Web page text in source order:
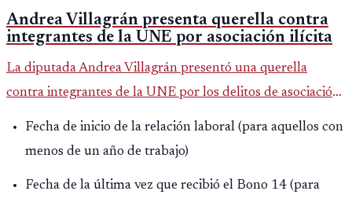
Andrea Villagrán presenta querella contra
integrantes de la UNE por asociación ilícita
La diputada Andrea Villagrán presentó una querella
contra integrantes de la UNE por los delitos de asociación
ilícita, terrorismo y sedición.
Fecha de inicio de la relación laboral (para aquellos con
menos de un año de trabajo)
Fecha de la última vez que recibió el Bono 14 (para